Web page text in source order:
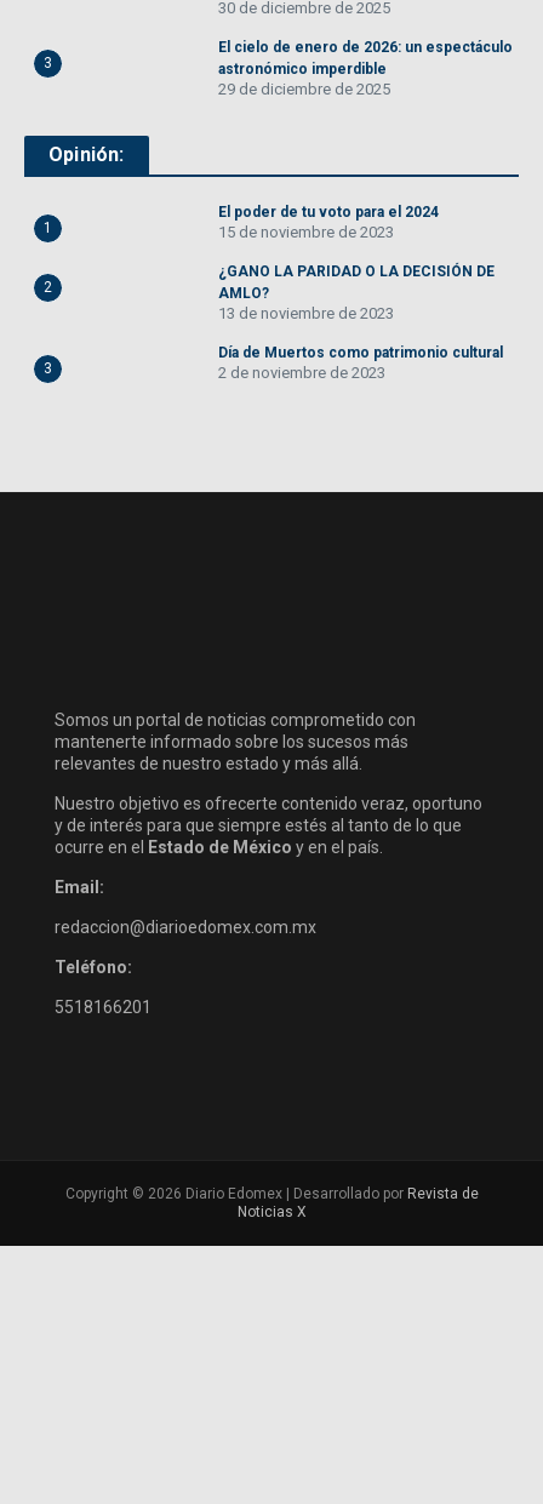
30 de diciembre de 2025
3
El cielo de enero de 2026: un espectáculo
astronómico imperdible
29 de diciembre de 2025
Opinión:
1
El poder de tu voto para el 2024
15 de noviembre de 2023
2
¿GANO LA PARIDAD O LA DECISIÓN DE
AMLO?
13 de noviembre de 2023
3
Día de Muertos como patrimonio cultural
2 de noviembre de 2023
Somos un portal de noticias comprometido con
mantenerte informado sobre los sucesos más
relevantes de nuestro estado y más allá.
Nuestro objetivo es ofrecerte contenido veraz, oportuno
y de interés para que siempre estés al tanto de lo que
ocurre en el
Estado de México y en el país.
Email:
redaccion@diarioedomex.com.mx
Teléfono:
5518166201
Copyright © 2026 Diario Edomex | Desarrollado por Revista de
Noticias X